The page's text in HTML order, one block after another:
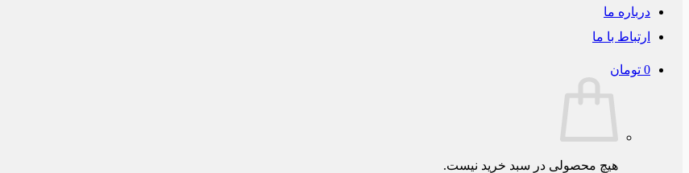
درباره ما
ارتباط با ما
0 تومان
هیچ محصولی در سبد خرید نیست.